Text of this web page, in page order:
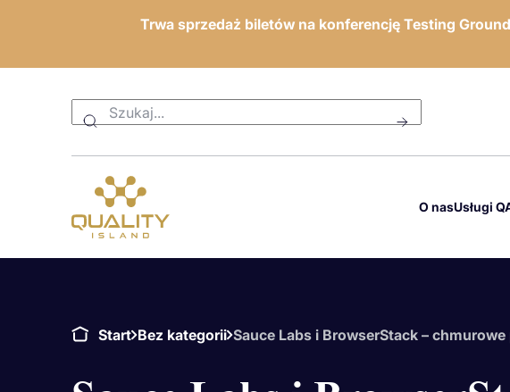
Trwa sprzedaż biletów na konferencję Testing
O nasUsługi
Start Bez kategorii Sauce Labs i BrowserStack –